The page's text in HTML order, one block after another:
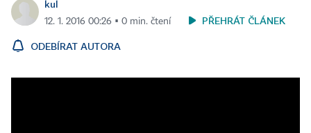
kul
12. 1. 2016 00:26 ▪ 0 min. čtení PŘEHRÁT ČLÁNEK
ODEBÍRAT AUTORA